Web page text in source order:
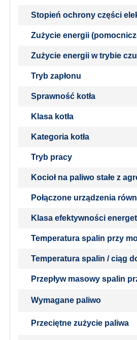
Stopień ochrony części
Zużycie energii
Zużycie energii w trybie
Tryb zapłonu
Sprawność kotła
Klasa kotła
Kategoria kotła
Tryb pracy
Kocioł na paliwo stałe z
Połączone urządzenia
Klasa efektywności
Temperatura spalin przy
Temperatura spalin / ciąg
Przepływ masowy spalin
Wymagane paliwo
Przeciętne zużycie paliwa